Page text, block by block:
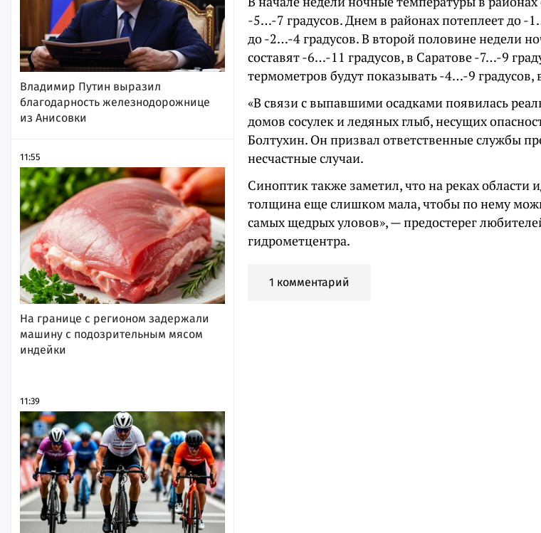
Владимир Путин выразил
благодарность железнодорожнице
из Анисовки
11:55
На границе с регионом задержали
машину с подозрительным мясом
индейки
11:39
-5…-7 градусов. Днем в районах потеплеет до -
до -2…-4 градусов. В второй половине недели
составят -6…-11 градусов, в Саратове -7…-9
термометров будут показывать -4…-9
«В связи с выпавшими осадками появилась
домов сосулек и ледяных глыб, несущих
Болтухин. Он призвал ответственные службы
несчастные случаи.
Синоптик также заметил, что на реках области
толщина еще слишком мала, чтобы по нему
самых щедрых уловов», — предостерег
гидрометцентра.
1 комментарий